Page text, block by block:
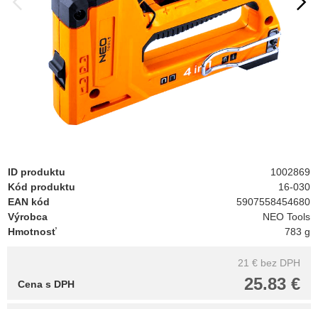
ID produktu
1002869
Kód produktu
16-030
EAN kód
5907558454680
Výrobca
NEO Tools
Hmotnosť
783 g
21 € bez DPH
25.83 €
Cena s DPH